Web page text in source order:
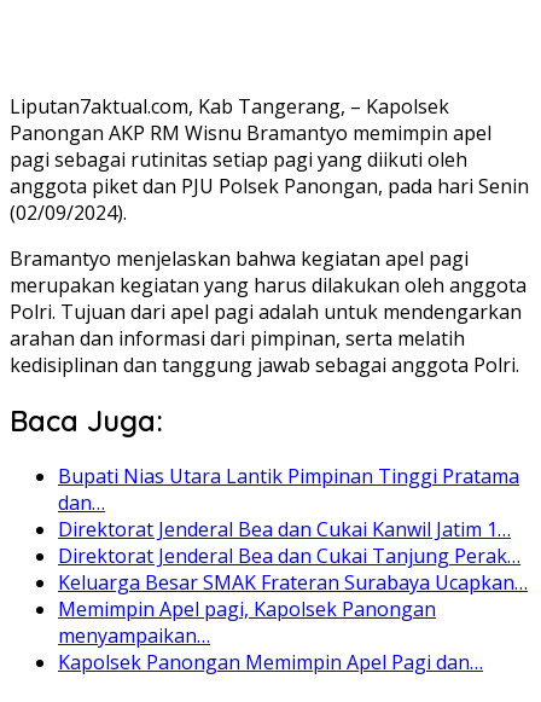
Liputan7aktual.com, Kab Tangerang, – Kapolsek
Panongan AKP RM Wisnu Bramantyo memimpin apel
pagi sebagai rutinitas setiap pagi yang diikuti oleh
anggota piket dan PJU Polsek Panongan, pada hari Senin
(02/09/2024).
Bramantyo menjelaskan bahwa kegiatan apel pagi
merupakan kegiatan yang harus dilakukan oleh anggota
Polri. Tujuan dari apel pagi adalah untuk mendengarkan
arahan dan informasi dari pimpinan, serta melatih
kedisiplinan dan tanggung jawab sebagai anggota Polri.
Baca Juga:
Bupati Nias Utara Lantik Pimpinan Tinggi Pratama
dan…
Direktorat Jenderal Bea dan Cukai Kanwil Jatim 1…
Direktorat Jenderal Bea dan Cukai Tanjung Perak…
Keluarga Besar SMAK Frateran Surabaya Ucapkan…
Memimpin Apel pagi, Kapolsek Panongan
menyampaikan…
Kapolsek Panongan Memimpin Apel Pagi dan…